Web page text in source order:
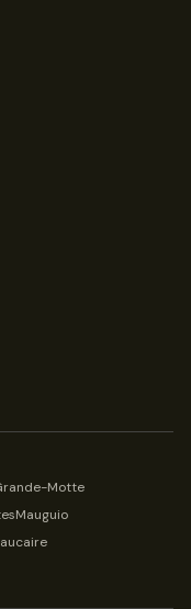
Motte
Mauguio